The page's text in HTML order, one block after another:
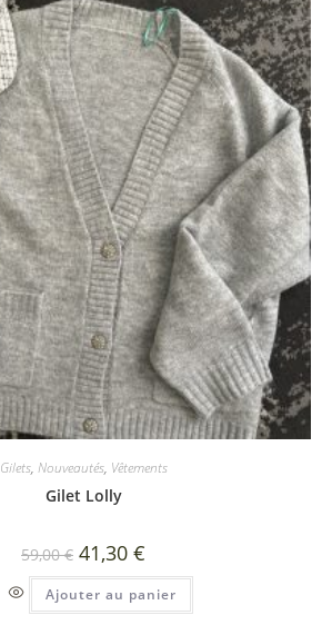
Gilets, Nouveautés, Vêtements
Gilet Lolly
59,00€ 41,30 €
Ajouter au panier